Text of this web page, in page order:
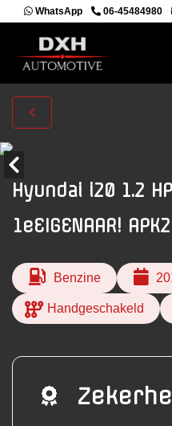
WhatsApp 06-45484980
Hyundai i20 1.2
1eEIGENAAR!
Benzine
Handgeschakeld